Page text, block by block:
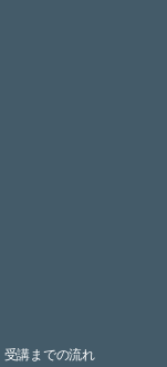
受講までの流れ